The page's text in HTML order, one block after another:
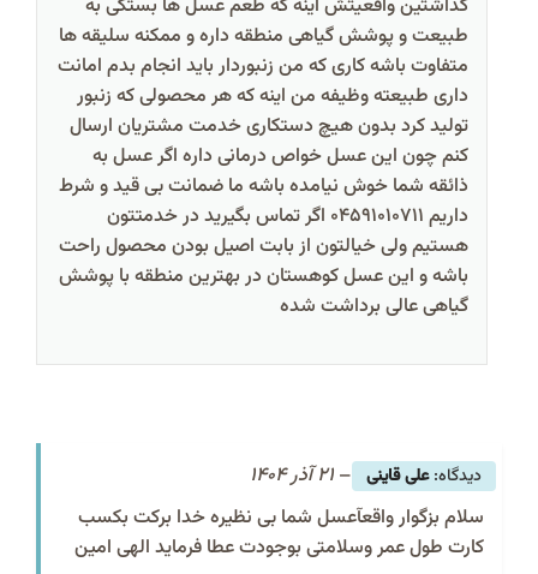
گذاشتین واقعیتش اینه که طعم عسل ها بستگی به
طبیعت و پوشش گیاهی منطقه داره و ممکنه سلیقه ها
متفاوت باشه کاری که من زنبوردار باید انجام بدم امانت
داری طبیعته وظیفه من اینه که هر محصولی که زنبور
تولید کرد بدون هیچ دستکاری خدمت مشتریان ارسال
کنم چون این عسل خواص درمانی داره اگر عسل به
ذائقه شما خوش نیامده باشه ما ضمانت بی قید و شرط
داریم 04591010711 اگر تماس بگیرید در خدمتتون
هستیم ولی خیالتون از بابت اصیل بودن محصول راحت
باشه و این عسل کوهستان در بهترین منطقه با پوشش
گیاهی عالی برداشت شده
علی قاینی – 21 آذر 1404
سلام بزگوار واقعآعسل شما بی نظیره خدا برکت بکسب
کارت طول عمر وسلامتی بوجودت عطا فرماید الهی امین